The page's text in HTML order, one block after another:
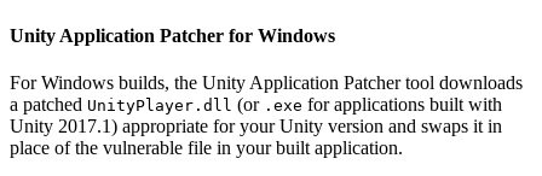
Unity Application Patcher for Windows
For Windows builds, the Unity Application Patcher tool downloads
a patched UnityPlayer.dll (or .exe for applications built with
Unity 2017.1) appropriate for your Unity version and swaps it in
place of the vulnerable file in your built application.